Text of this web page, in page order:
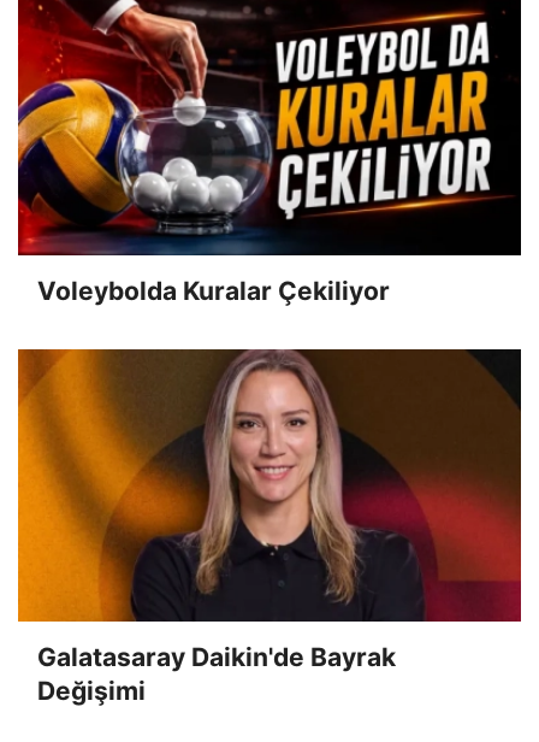
Voleybolda Kuralar Çekiliyor
Galatasaray Daikin'de Bayrak
Değişimi